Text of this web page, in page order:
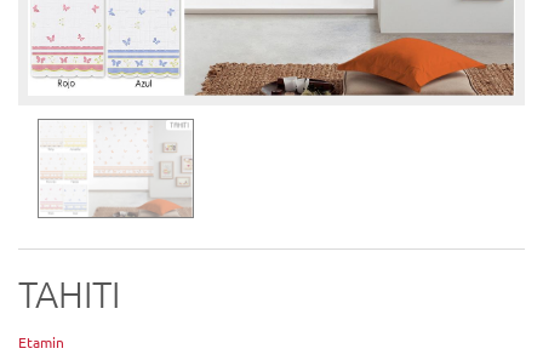
TAHITI
Etamin